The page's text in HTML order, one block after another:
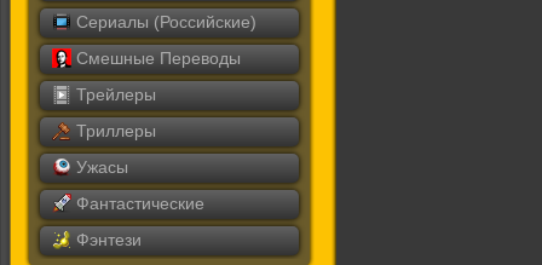
Сериалы (Российские)
Смешные Переводы
Трейлеры
Триллеры
Ужасы
Фантастические
Фэнтези